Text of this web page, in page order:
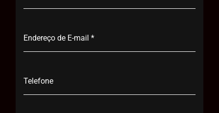
Endereço de E-mail *
Telefone